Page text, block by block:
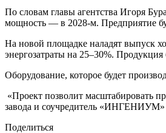
По словам главы агентства Игоря
мощность — в 2028-м. Предприятие
На новой площадке наладят выпуск
энергозатраты на 25–30%.
Оборудование, которое будет
«Проект позволит масштабировать
завода и соучредитель
Поделиться